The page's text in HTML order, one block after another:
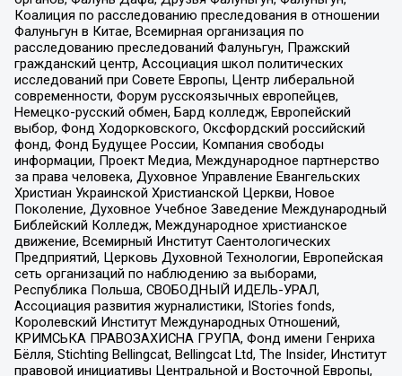
Коалиция по расследованию преследования в отношении
Фалуньгун в Китае, Всемирная организация по
расследованию преследований Фалуньгун, Пражский
гражданский центр, Ассоциация школ политических
исследований при Совете Европы, Центр либеральной
современности, Форум русскоязычных европейцев,
Немецко-русский обмен, Бард колледж, Европейский
выбор, Фонд Ходорковского, Оксфордский российский
фонд, Фонд Будущее России, Компания свободы
информации, Проект Медиа, Международное партнерство
за права человека, Духовное Управление Евангельских
Христиан Украинской Христианской Церкви, Новое
Поколение, Духовное Учебное Заведение Международный
Библейский Колледж, Международное христианское
движение, Всемирный Институт Саентологических
Предприятий, Церковь Духовной Технологии, Европейская
сеть организаций по наблюдению за выборами,
Республика Польша, СВОБОДНЫЙ ИДЕЛЬ-УРАЛ,
Ассоциация развития журналистики, IStories fonds,
Королевский Институт Международных Отношений,
КРИМСЬКА ПРАВОЗАХИСНА ГРУПА, Фонд имени Генриха
Бёлля, Stichting Bellingcat, Bellingcat Ltd, The Insider, Институт
правовой инициативы Центральной и Восточной Европы,